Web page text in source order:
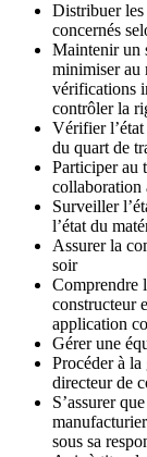
Distribuer les
concernés
Maintenir un
minimiser au
vérifications
contrôler la
Vérifier l’état
du quart de
Participer au
collaboration
Surveiller
l’état du
Assurer la
soir
Comprendre
constructeur
application
Gérer une
Procéder à la
directeur de
S’assurer
sous sa